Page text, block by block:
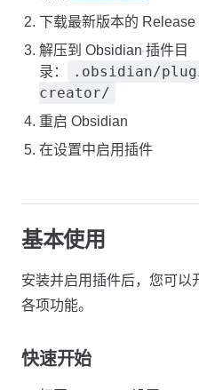
下载最新版本的 Release
解压到 Obsidian 插件目
录：
.obsidian/
creator/
重启 Obsidian
在设置中启用插件
基本使用
安装并启用插件后，您可以
各项功能。
快速开始